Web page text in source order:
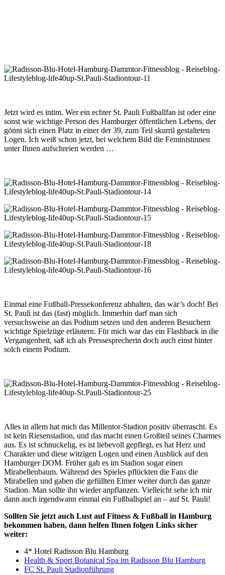
Jetzt wird es intim. Wer ein echter St. Pauli Fußballfan ist oder eine
sonst wie wichtige Person des Hamburger öffentlichen Lebens, der
gönnt sich einen Platz in einer der 39, zum Teil skurril gestalteten
Logen. Ich weiß schon jetzt, bei welchem Bild die Feministinnen
unter Ihnen aufschreien werden …
Einmal eine Fußball-Pressekonferenz abhalten, das wär’s doch! Bei
St. Pauli ist das (fast) möglich. Immerhin darf man sich
versuchsweise an das Podium setzen und den anderen Besuchern
wichtige Spielzüge erläutern. Für mich war das ein Flashback in die
Vergangenheit, saß ich als Pressesprecherin doch auch einst hinter
solch einem Podium.
Alles in allem hat mich das Millentor-Stadion positiv überrascht. Es
ist kein Riesenstadion, und das macht einen Großteil seines Charmes
aus. Es ist schnuckelig, es ist liebevoll gepflegt, es hat Herz und
Charakter und diese witzigen Logen und einen Ausblick auf den
Hamburger DOM. Früher gab es im Stadion sogar einen
Mirabellenbaum. Während des Spieles pflückten die Fans die
Mirabellen und gaben die gefüllten Eimer weiter durch das ganze
Stadion. Man sollte ihn wieder anpflanzen. Vielleicht sehe ich mir
dann auch irgendwann einmal ein Fußballspiel an – auf St. Pauli!
Sollten Sie jetzt auch Lust auf Fitness & Fußball in Hamburg
bekommen haben, dann helfen Ihnen folgen Links sicher
weiter:
4* Hotel Radisson Blu Hamburg
Health & Sport Botanical Spa im Radisson Blu Hamburg
FC St. Pauli Stadionführung